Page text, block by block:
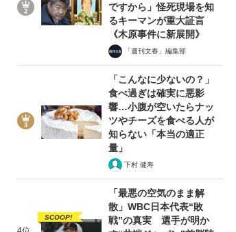
の国から』倉本聰氏（91...
ですから」怪死現場を知
るキーマンが重大証言
《木原事件に新展開》
「週刊文春」編集部
「こんなに少ないの？」
食べ過ぎは確実に悪影
響…小腹が空いたらナッ
ツやチーズを食べる人が
知らない「本当の適正
量」
下村 健寿
SCOOP!
「最悪の空気のまま解
散」WBC日本代表“敗
戦”の真実 選手が明か